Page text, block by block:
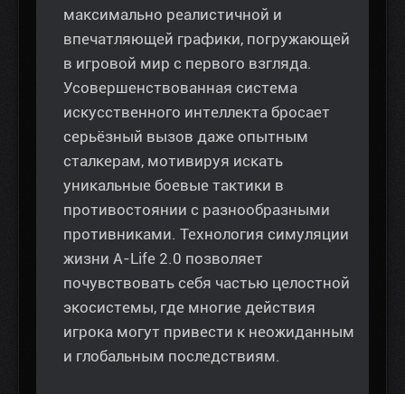
максимально реалистичной и
впечатляющей графики, погружающей
в игровой мир с первого взгляда.
Усовершенствованная система
искусственного интеллекта бросает
серьёзный вызов даже опытным
сталкерам, мотивируя искать
уникальные боевые тактики в
противостоянии с разнообразными
противниками. Технология симуляции
жизни A-Life 2.0 позволяет
почувствовать себя частью целостной
экосистемы, где многие действия
игрока могут привести к неожиданным
и глобальным последствиям.